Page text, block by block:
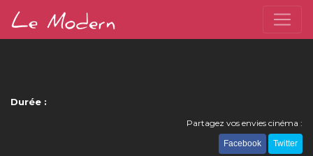
Durée :
Partagez vos envies cinéma :
Facebook Twitter